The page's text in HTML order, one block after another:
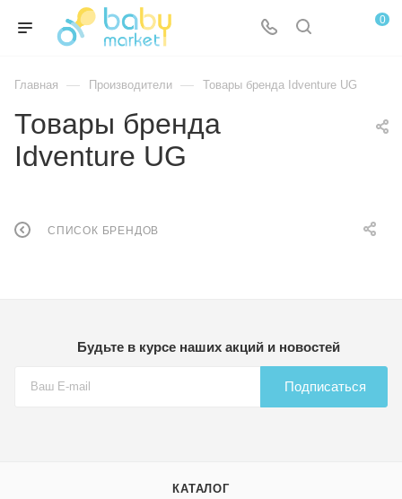
0
Главная — Производители — Товары бренда Idventure UG
Товары бренда
Idventure UG
СПИСОК БРЕНДОВ
Будьте в курсе наших акций и новостей
Подписаться
КАТАЛОГ